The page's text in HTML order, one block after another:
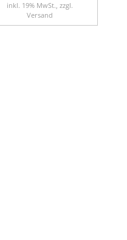
inkl. 19% MwSt., zzgl.
Versand